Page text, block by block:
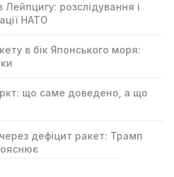
Лейпцигу: розслідування і
НАТО
в бік Японського моря:
що саме доведено, а що
дефіцит ракет: Трамп